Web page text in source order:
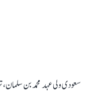
سعودی ولی عہد محمد بن